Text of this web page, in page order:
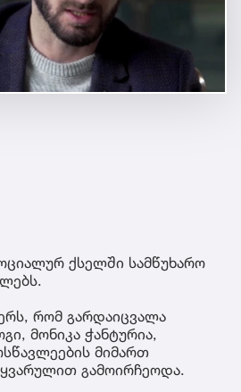
ქსელში სამწუხარო
რომ გარდაიცვალა
მონიკა ჭანტურია,
მიმართ
გამოირჩეოდა.